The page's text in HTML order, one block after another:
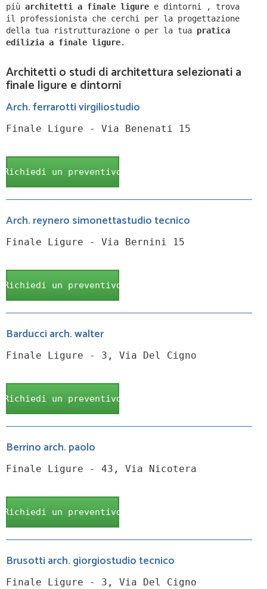
più architetti a finale ligure e dintorni ,
trova
il professionista che cerchi per la progettazione
della tua ristrutturazione o per la tua pratica
edilizia a finale ligure.
Architetti o studi di architettura selezionati a
finale ligure e dintorni
Arch. ferrarotti virgiliostudio
Finale Ligure - Via Benenati 15
Richiedi un preventivo
Arch. reynero simonettastudio tecnico
Finale Ligure - Via Bernini 15
Richiedi un preventivo
Barducci arch. walter
Finale Ligure - 3, Via Del Cigno
Richiedi un preventivo
Berrino arch. paolo
Finale Ligure - 43, Via Nicotera
Richiedi un preventivo
Brusotti arch. giorgiostudio tecnico
Finale Ligure - 3, Via Del Cigno